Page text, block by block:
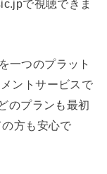
で視聴できま
一つのプラット
ントサービスで
のプランも最初
方も安心で